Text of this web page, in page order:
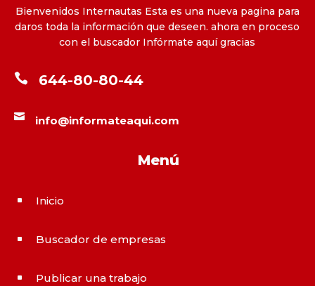
Bienvenidos Internautas Esta es una nueva pagina para
daros toda la información que deseen. ahora en proceso
con el buscador Infórmate aquí gracias
 644-80-80-44
 info@informateaqui.com
Menú
^ Inicio
^ Buscador de empresas
^ Publicar una trabajo